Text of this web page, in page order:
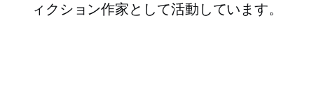
ィクション作家として活動しています。